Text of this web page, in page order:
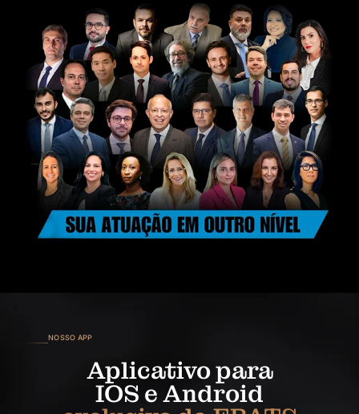
NOSSO APP
Aplicativo para
IOS e Android